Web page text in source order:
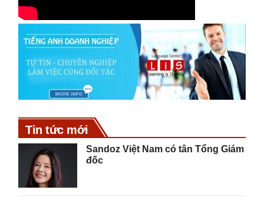
Tin tức mới
Sandoz Việt Nam có tân Tổng Giám
đốc